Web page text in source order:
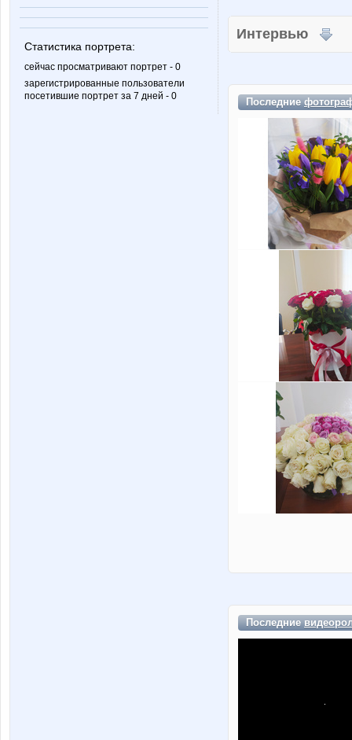
Статистика портрета:
сейчас просматривают портрет - 0
зарегистрированные пользователи
посетившие портрет за 7 дней - 0
Интервью
Последние
Последние